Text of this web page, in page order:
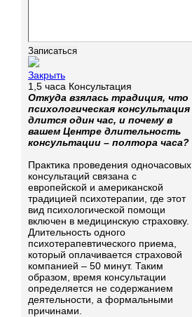
Закрыть
1,5 часа Консультация
Откуда взялась традиция, что
психологическая консультация
длится один час, и почему в
вашем Центре длительность
консультации – полтора часа?
Практика проведения одночасовых
консультаций связана с
европейской и американской
традицией психотерапии, где этот
вид психологической помощи
включен в медицинскую страховку.
Длительность одного
психотерапевтического приема,
который оплачивается страховой
компанией – 50 минут. Таким
образом, время консультации
определяется не содержанием
деятельности, а формальными
причинами.